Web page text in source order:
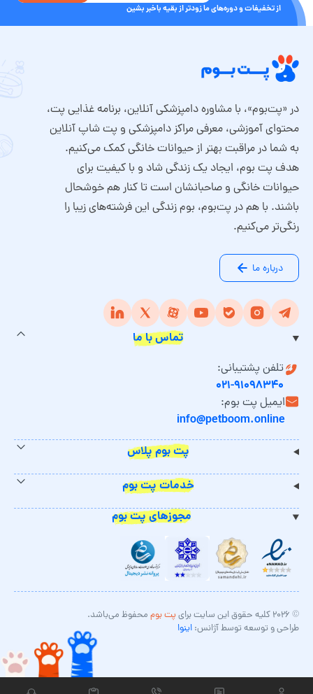
از تخفیفات و دوره‌های ما زودتر از بقیه باخبر بشین
در «پت‌بوم»، با مشاوره دامپزشکی آنلاین، برنامه غذایی پت،
محتوای آموزشی، معرفی مراکز دامپزشکی و پت شاپ آنلاین
به شما در مراقبت بهتر از حیوانات خانگی کمک می‌کنیم.
هدف پت بوم، ایجاد یک زندگی شاد و با کیفیت برای
حیوانات خانگی و صاحبانشان است تا کنار هم خوشحال
باشند. با هم در پت‌بوم، بوم زندگی این فرشته‌های زیبا را
رنگی‌تر می‌کنیم.
درباره ما
تماس با ما
تلفن پشتیبانی:
۰۲۱-۹۱۰۹۸۳۴۰
ایمیل پت بوم:
info@petboom.online
پت بوم پلاس
خدمات پت بوم
مجوزهای پت بوم
© ۲۰۲۶ کلیه حقوق این سایت برای پت بوم محفوظ می‌باشد.
طراحی و توسعه توسط آژانس: اینوا